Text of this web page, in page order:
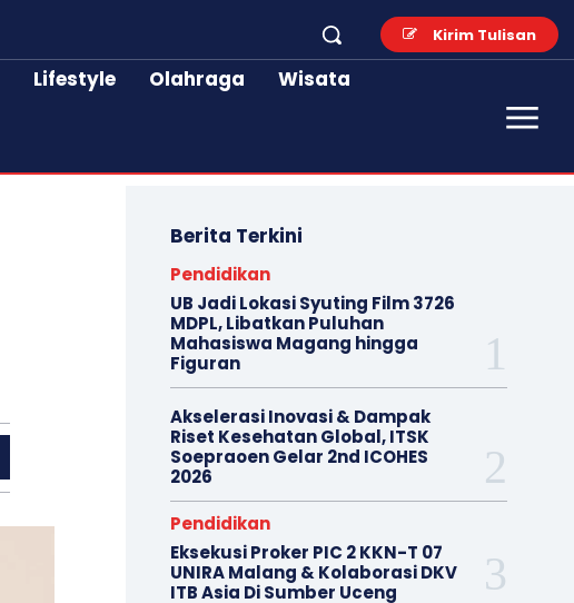
Kirim Tulisan
Lifestyle Olahraga Wisata
Berita Terkini
Pendidikan
UB Jadi Lokasi Syuting Film 3726
MDPL, Libatkan Puluhan
Mahasiswa Magang hingga
Figuran
Akselerasi Inovasi & Dampak
Riset Kesehatan Global, ITSK
Soepraoen Gelar 2nd ICOHES
2026
Pendidikan
Eksekusi Proker PIC 2 KKN-T 07
UNIRA Malang & Kolaborasi DKV
ITB Asia Di Sumber Uceng